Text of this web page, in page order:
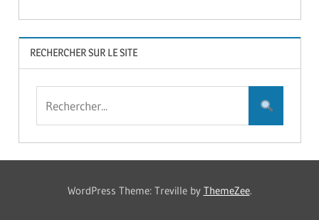
RECHERCHER SUR LE SITE
WordPress Theme: Treville by ThemeZee.